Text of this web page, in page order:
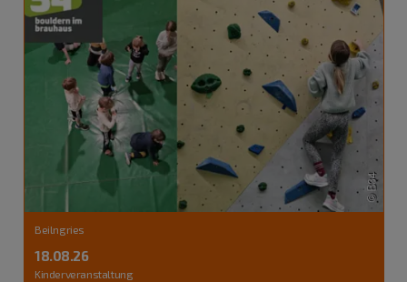
Beilngries
18.08.26
Kinderveranstaltung